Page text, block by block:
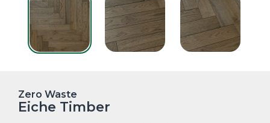
Zero Waste
Eiche Timber